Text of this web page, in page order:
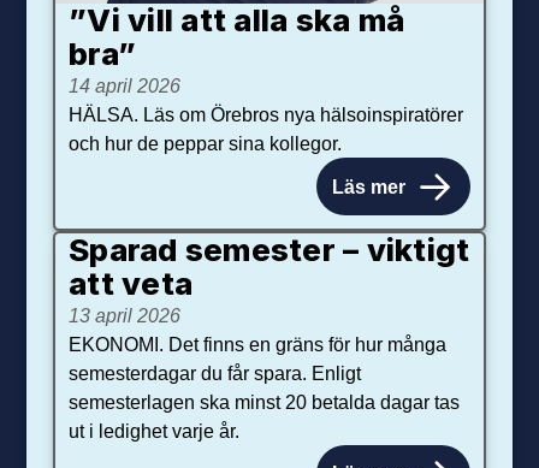
”Vi vill att alla ska må
bra”
14 april 2026
HÄLSA. Läs om Örebros nya hälsoinspiratörer
och hur de peppar sina kollegor.
Läs mer
Sparad semester – viktigt
att veta
13 april 2026
EKONOMI. Det finns en gräns för hur många
semesterdagar du får spara. Enligt
semesterlagen ska minst 20 betalda dagar tas
ut i ledighet varje år.